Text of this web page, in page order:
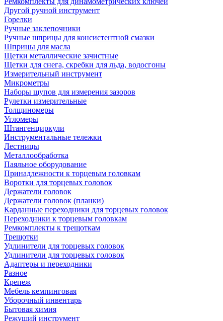
Другой ручной инструмент
Горелки
Ручные заклепочники
Ручные шприцы для консистентной смазки
Шприцы для масла
Щетки металлические зачистные
Щетки для снега, скребки для льда, водосгоны
Измерительный инструмент
Микрометры
Наборы щупов для измерения зазоров
Рулетки измерительные
Толщиномеры
Угломеры
Штангенциркули
Инструментальные тележки
Лестницы
Металлообработка
Паяльное оборудование
Принадлежности к торцевым головкам
Воротки для торцевых головок
Держатели головок
Держатели головок (планки)
Карданные переходники для торцевых головок
Переходники к торцевым головкам
Ремкомплекты к трещоткам
Трещотки
Удлинители для торцевых головок
Удлинители для торцевых головок
Адаптеры и переходники
Разное
Крепеж
Мебель кемпинговая
Уборочный инвентарь
Бытовая химия
Режущий инструмент